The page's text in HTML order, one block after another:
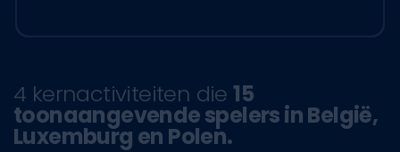
4 kernactiviteiten die15
toonaangevende spelers in België,
Luxemburg en Polen.